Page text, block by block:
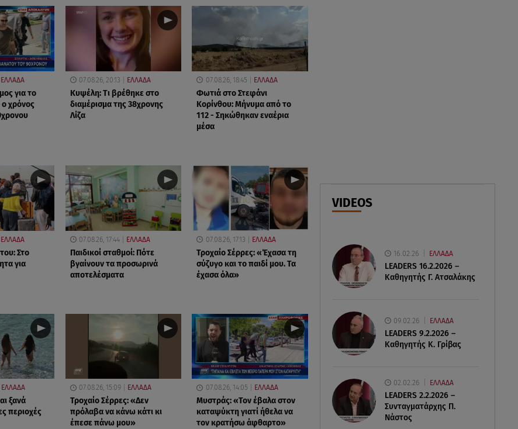
07.08.26 , 14:05
κρατήσω άφθαρτο»
VIDEOS
16.02.26 ΕΛΛΑΔΑ
LEADERS 16.2.2026 –
Καθηγητής Γ. Ατσαλάκης
09.02.26 ΕΛΛΑΔΑ
LEADERS 9.2.2026 –
Καθηγητής Κ. Γρίβας
02.02.26 ΕΛΛΑΔΑ
LEADERS 2.2.2026 –
Συνταγματάρχης Π.
Νάστος
ΕΛΛΑΔΑ
για το
χρόνος
07.08.26, 20:13 ΕΛΛΑΔΑ
Κυψέλη: Tι βρέθηκε στο
διαμέρισμα της 38χρονης
Λίζα
07.08.26, 18:45 ΕΛΛΑΔΑ
Φωτιά στο Στεφάνι
Κορίνθου: Μήνυμα από το
112 - Σηκώθηκαν εναέρια
μέσα
ΕΛΛΑΔΑ
Στο
για
07.08.26, 17:44 ΕΛΛΑΔΑ
Παιδικοί σταθμοί: Πότε
βγαίνουν τα προσωρινά
αποτελέσματα
07.08.26, 17:13 ΕΛΛΑΔΑ
Τροχαίο Σέρρες: «Έχασα τη
σύζυγο και το παιδί μου. Τα
έχασα όλα»
ΕΛΛΑΔΑ
ξανά
περιοχές
07.08.26, 15:09 ΕΛΛΑΔΑ
Τροχαίο Σέρρες: «Δεν
πρόλαβα να κάνω κάτι κι
έπεσε πάνω μου»
07.08.26, 14:05 ΕΛΛΑΔΑ
Μυστράς: «Τον έβαλα στον
καταψύκτη γιατί ήθελα να
τον κρατήσω άφθαρτο»